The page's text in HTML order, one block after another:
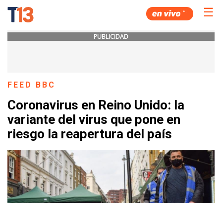
☰
PUBLICIDAD
FEED BBC
Coronavirus en Reino Unido: la
variante del virus que pone en
riesgo la reapertura del país